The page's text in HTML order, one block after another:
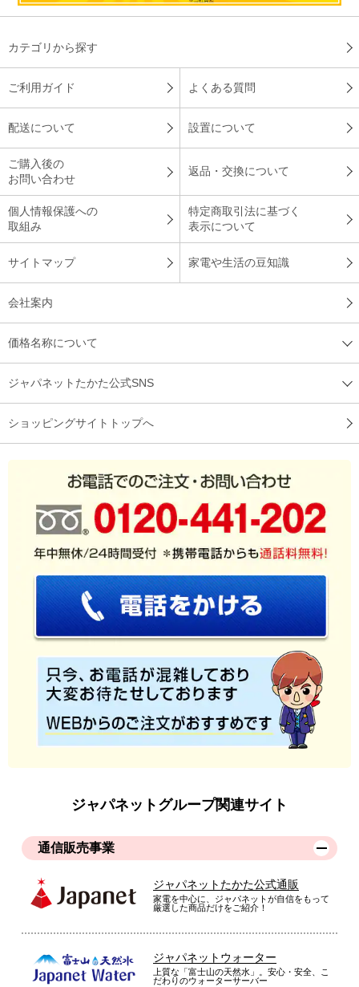
カテゴリから探す
ご利用ガイド よくある質問
配送について 設置について
ご購入後の
お問い合わせ
返品・交換について
個人情報保護への
取組み
特定商取引法に基づく
表示について
サイトマップ 家電や生活の豆知識
会社案内
価格名称について
ジャパネットたかた公式SNS
ショッピングサイトトップへ
ジャパネットグループ関連サイト
通信販売事業
ジャパネットたかた公式通販
家電を中心に、ジャパネットが自信をもって
厳選した商品だけをご紹介！
ジャパネットウォーター
上質な「富士山の天然水」。安心・安全、こ
だわりのウォーターサーバー